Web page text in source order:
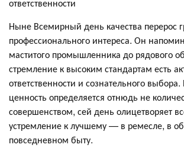
Ныне Всемирный день качества перерос
профессионального интереса. Он
маститого промышленника до рядового
стремление к высоким стандартам есть
ответственности и сознательного выбора.
ценность определяется отнюдь не
совершенством, сей день олицетворяет
устремление к лучшему — в ремесле, в
повседневном быту.